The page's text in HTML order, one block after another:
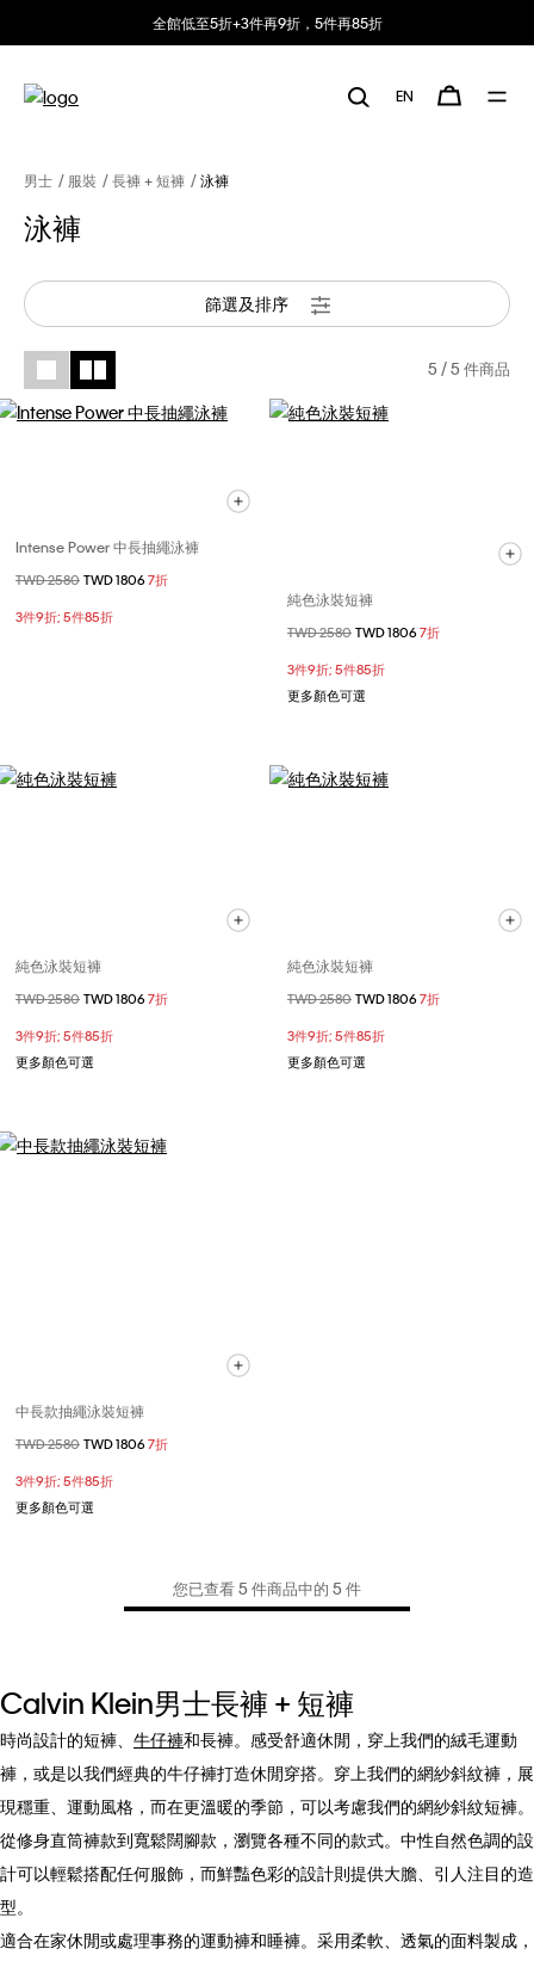
全館低至5折+3件再9折，5件再85折
EN
男士 服裝 長褲 + 短褲 泳褲
泳褲
篩選及排序
5 / 5 件商品
Intense Power 中長抽繩泳褲
價格扣減從
TWD 2580 至
TWD 18067折
3件9折; 5件85折
純色泳裝短褲
價格扣減從
TWD 2580 至
TWD 18067折
3件9折; 5件85折
更多顏色可選
純色泳裝短褲
價格扣減從
TWD 2580 至
TWD 18067折
3件9折; 5件85折
更多顏色可選
純色泳裝短褲
價格扣減從
TWD 2580 至
TWD 18067折
3件9折; 5件85折
更多顏色可選
中長款抽繩泳裝短褲
價格扣減從
TWD 2580 至
TWD 18067折
3件9折; 5件85折
更多顏色可選
您已查看 5 件商品中的 5 件
Calvin Klein男士長褲 + 短褲
時尚設計的短褲、 牛仔褲和長褲。感受舒適休閒，穿上我們的絨毛運動
褲，或是以我們經典的牛仔褲打造休閒穿搭。穿上我們的網紗斜紋褲，展
現穩重、運動風格，而在更溫暖的季節，可以考慮我們的網紗斜紋短褲。
從修身直筒褲款到寬鬆闊腳款，瀏覽各種不同的款式。中性自然色調的設
計可以輕鬆搭配任何服飾，而鮮豔色彩的設計則提供大膽、引人注目的造
型。
適合在家休閒或處理事務的運動褲和睡褲。采用柔軟、透氣的面料製成，